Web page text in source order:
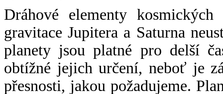
Dráhové elementy
gravitace Jupitera a Saturna
planety jsou platné pro delší
obtížné jejich určení, neboť je
přesnosti, jakou požadujeme.